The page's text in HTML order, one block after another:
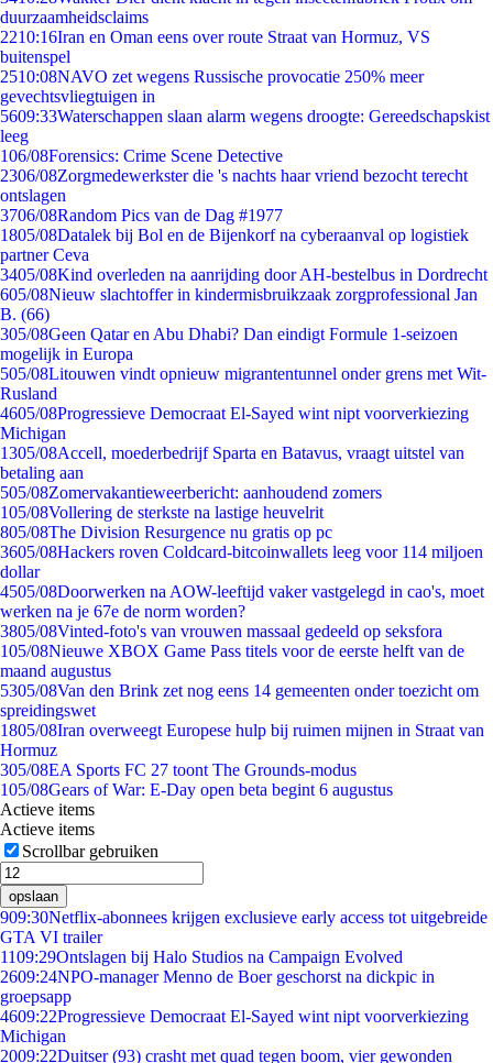
duurzaamheidsclaims
2210:16Iran en Oman eens over route Straat van Hormuz, VS
buitenspel
2510:08NAVO zet wegens Russische provocatie 250% meer
gevechtsvliegtuigen in
5609:33Waterschappen slaan alarm wegens droogte: Gereedschapskist
leeg
106/08Forensics: Crime Scene Detective
2306/08Zorgmedewerkster die 's nachts haar vriend bezocht terecht
ontslagen
3706/08Random Pics van de Dag #1977
1805/08Datalek bij Bol en de Bijenkorf na cyberaanval op logistiek
partner Ceva
3405/08Kind overleden na aanrijding door AH-bestelbus in Dordrecht
605/08Nieuw slachtoffer in kindermisbruikzaak zorgprofessional Jan
B. (66)
305/08Geen Qatar en Abu Dhabi? Dan eindigt Formule 1-seizoen
mogelijk in Europa
505/08Litouwen vindt opnieuw migrantentunnel onder grens met Wit-
Rusland
4605/08Progressieve Democraat El-Sayed wint nipt voorverkiezing
Michigan
1305/08Accell, moederbedrijf Sparta en Batavus, vraagt uitstel van
betaling aan
505/08Zomervakantieweerbericht: aanhoudend zomers
105/08Vollering de sterkste na lastige heuvelrit
805/08The Division Resurgence nu gratis op pc
3605/08Hackers roven Coldcard-bitcoinwallets leeg voor 114 miljoen
dollar
4505/08Doorwerken na AOW-leeftijd vaker vastgelegd in cao's, moet
werken na je 67e de norm worden?
3805/08Vinted-foto's van vrouwen massaal gedeeld op seksfora
105/08Nieuwe XBOX Game Pass titels voor de eerste helft van de
maand augustus
5305/08Van den Brink zet nog eens 14 gemeenten onder toezicht om
spreidingswet
1805/08Iran overweegt Europese hulp bij ruimen mijnen in Straat van
Hormuz
305/08EA Sports FC 27 toont The Grounds-modus
105/08Gears of War: E-Day open beta begint 6 augustus
Actieve items
Actieve items
Scrollbar gebruiken
opslaan
909:30Netflix-abonnees krijgen exclusieve early access tot uitgebreide
GTA VI trailer
1109:29Ontslagen bij Halo Studios na Campaign Evolved
2609:24NPO-manager Menno de Boer geschorst na dickpic in
groepsapp
4609:22Progressieve Democraat El-Sayed wint nipt voorverkiezing
Michigan
2009:22Duitser (93) crasht met quad tegen boom, vier gewonden